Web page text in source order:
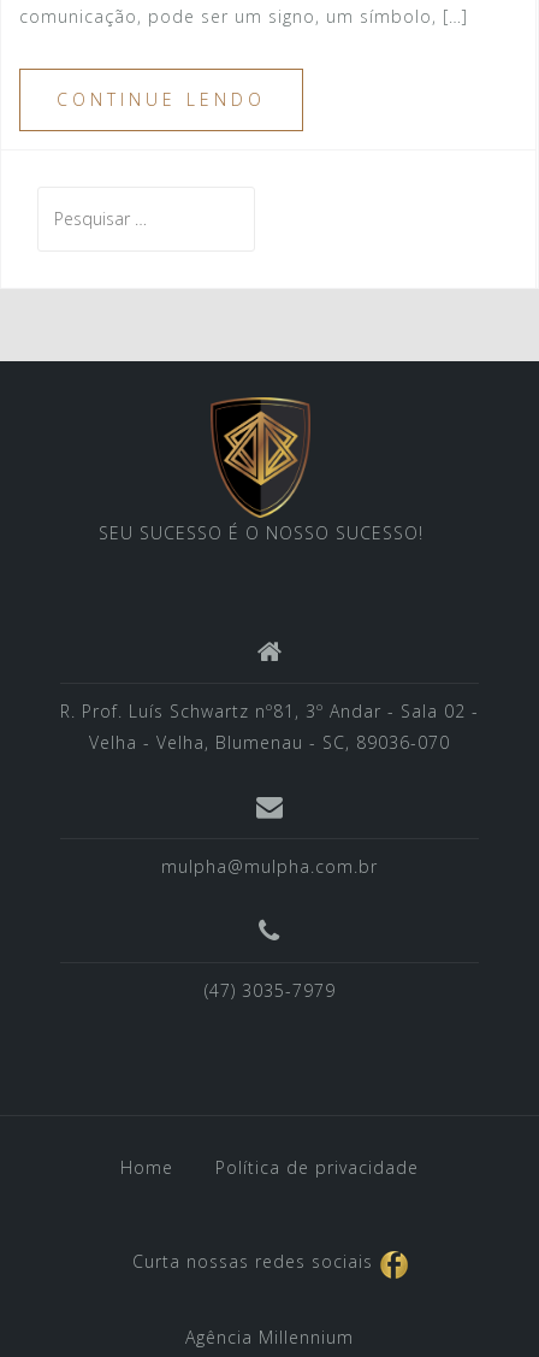
comunicação, pode ser um signo, um símbolo, […]
CONTINUE LENDO
por:
SEU SUCESSO É O NOSSO SUCESSO!
R. Prof. Luís Schwartz nº81, 3º Andar - Sala 02 -
Velha - Velha, Blumenau - SC, 89036-070
mulpha@mulpha.com.br
(47) 3035-7979
Home Política de privacidade
Curta nossas redes sociais
Agência Millennium